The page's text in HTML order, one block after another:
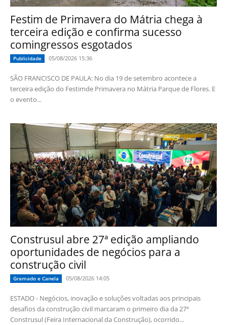
Festim de Primavera do Mátria chega à
terceira edição e confirma sucesso
comingressos esgotados
Publicidade 05/08/2026 15:36
SÃO FRANCISCO DE PAULA: No dia 19 de setembro acontece a
terceira edição do Festimde Primavera no Mátria Parque de Flores. E
o evento...
Construsul abre 27ª edição ampliando
oportunidades de negócios para a
construção civil
Gramado e Canela 05/08/2026 14:05
ESTADO - Negócios, inovação e soluções voltadas aos principais
desafios da construção civil marcaram o primeiro dia da 27ª
Construsul (Feira Internacional da Construção), ocorrido...